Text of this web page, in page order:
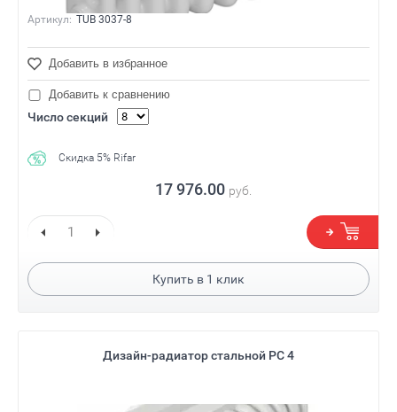
Артикул: TUB 3037-8
Добавить в избранное
Добавить к сравнению
Число секций
Скидка 5% Rifar
17 976.00 руб.
Купить в 1 клик
Дизайн-радиатор стальной РС 4